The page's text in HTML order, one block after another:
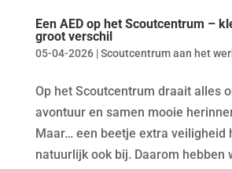
Een AED op het Scoutcentrum –
groot verschil
05-04-2026|Scoutcentrum aan het
Op het Scoutcentrum draait alles
avontuur en samen mooie
Maar… een beetje extra veiligheid
natuurlijk ook bij. Daarom hebben